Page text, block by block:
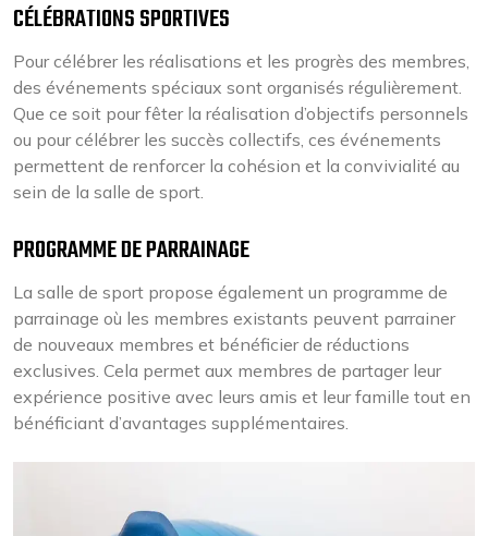
CÉLÉBRATIONS SPORTIVES
Pour célébrer les réalisations et les progrès des membres,
des événements spéciaux sont organisés régulièrement.
Que ce soit pour fêter la réalisation d’objectifs personnels
ou pour célébrer les succès collectifs, ces événements
permettent de renforcer la cohésion et la convivialité au
sein de la salle de sport.
PROGRAMME DE PARRAINAGE
La salle de sport propose également un programme de
parrainage où les membres existants peuvent parrainer
de nouveaux membres et bénéficier de réductions
exclusives. Cela permet aux membres de partager leur
expérience positive avec leurs amis et leur famille tout en
bénéficiant d’avantages supplémentaires.